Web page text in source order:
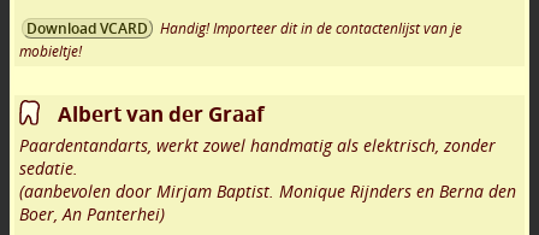
Download VCARD
Handig! Importeer dit in de contactenlijst van je
mobieltje!
Albert van der Graaf
Paardentandarts, werkt zowel handmatig als elektrisch, zonder
sedatie.
(aanbevolen door Mirjam Baptist. Monique Rijnders en Berna den
Boer, An Panterhei)